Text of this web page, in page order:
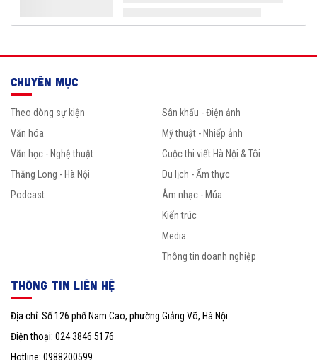
CHUYÊN MỤC
Theo dòng sự kiện
Văn hóa
Văn học - Nghệ thuật
Thăng Long - Hà Nội
Podcast
Sân khấu - Điện ảnh
Mỹ thuật - Nhiếp ảnh
Cuộc thi viết Hà Nội & Tôi
Du lịch - Ẩm thực
Âm nhạc - Múa
Kiến trúc
Media
Thông tin doanh nghiệp
THÔNG TIN LIÊN HỆ
Địa chỉ: Số 126 phố Nam Cao, phường Giảng Võ, Hà Nội
Điện thoại: 024 3846 5176
Hotline: 0988200599